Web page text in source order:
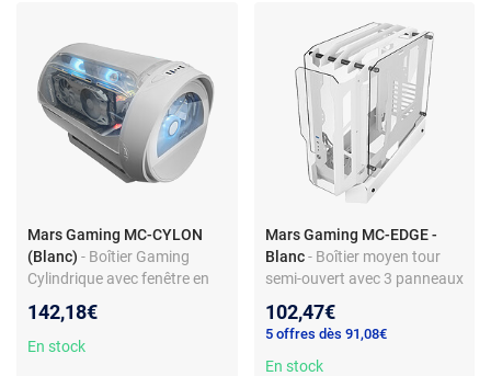
Mars Gaming MC-CYLON
(Blanc) - Boîtier Gaming
Cylindrique avec fenêtre en
et verre trempé
142,18€
En stock
Mars Gaming MC-EDGE -
Blanc - Boîtier moyen tour
semi-ouvert avec 3 panneaux
102,47€
5 offres dès 91,08€
En stock